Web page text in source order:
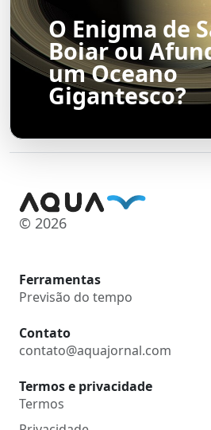
O Enigma de
Boiar ou
um Oceano
Gigantesco?
© 2026
Ferramentas
Previsão do tempo
Contato
contato@aquajornal.com
Termos e privacidade
Termos